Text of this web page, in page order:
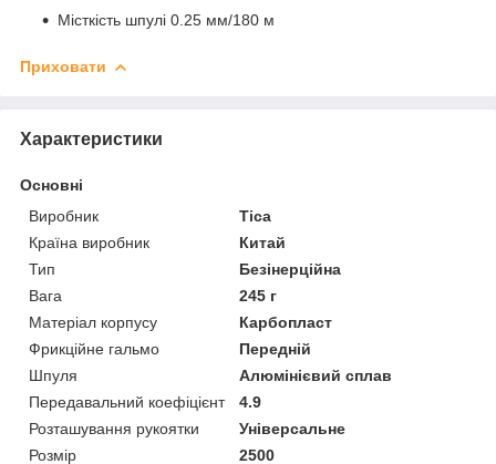
Місткість шпулі 0.25 мм/180 м
Приховати
Характеристики
Основні
Виробник
Tica
Країна виробник
Китай
Тип
Безінерційна
Вага
245 г
Матеріал корпусу
Карбопласт
Фрикційне гальмо
Передній
Шпуля
Алюмінієвий сплав
Передавальний коефіцієнт
4.9
Розташування рукоятки
Універсальне
Розмір
2500